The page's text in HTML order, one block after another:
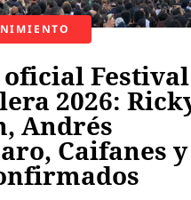
Festival
2026:
Andrés
Caifanes y